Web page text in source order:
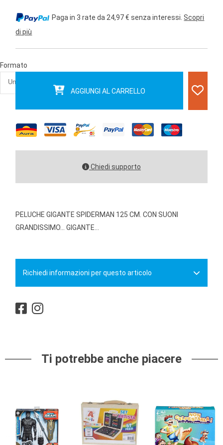
Paga in 3 rate da 24,97 € senza interessi.Scopri
di più
Formato
AGGIUNGI AL CARRELLO
Chiedi supporto
PELUCHE GIGANTE SPIDERMAN 125 CM. CON SUONI
GRANDISSIMO... GIGANTE...
Richiedi informazioni per questo articolo
Ti potrebbe anche piacere